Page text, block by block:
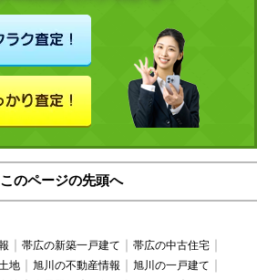
このページの先頭へ
帯広の新築一戸建て
帯広の中古住宅
地 旭川の不動産情報
旭川の一戸建て